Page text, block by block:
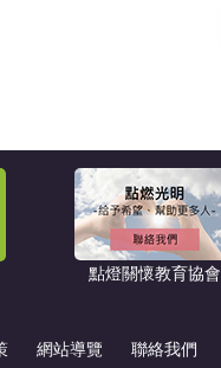
點燈關懷教育協會
網站導覽 聯絡我們